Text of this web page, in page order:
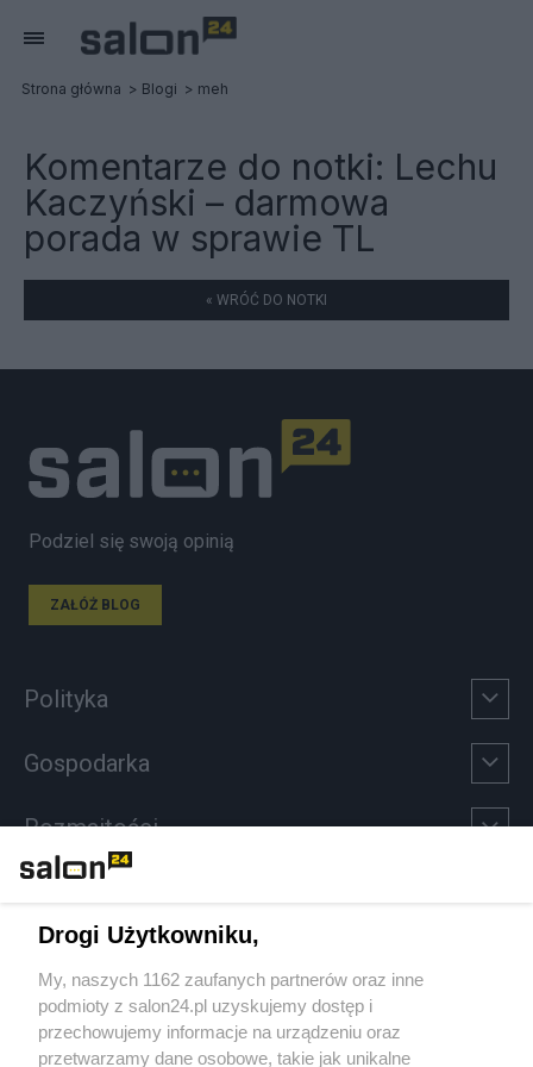
Strona główna Blogi meh
Komentarze do notki: Lechu
Kaczyński – darmowa
porada w sprawie TL
« WRÓĆ DO NOTKI
Podziel się swoją opinią
ZAŁÓŻ BLOG
Polityka
Gospodarka
Rozmaitości
Sport
Społeczeństwo
Drogi Użytkowniku,
My, naszych 1162 zaufanych partnerów oraz inne
podmioty z salon24.pl uzyskujemy dostęp i
przechowujemy informacje na urządzeniu oraz
przetwarzamy dane osobowe, takie jak unikalne